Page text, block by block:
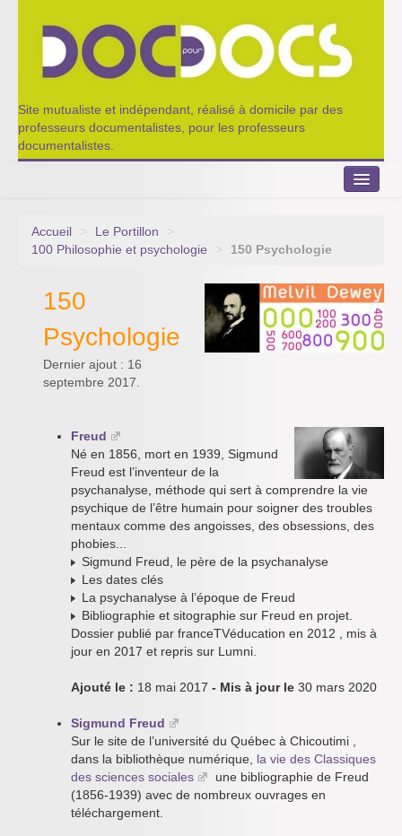
Site mutualiste et indépendant, réalisé à domicile par des
professeurs documentalistes, pour les professeurs
documentalistes.
Le Portillon
Nos outils de partage
Qui sommes-nous ?
Accueil > Le Portillon
>
100 Philosophie et psychologie
> 150 Psychologie
150
Psychologie
Dernier ajout : 16
septembre 2017.
Freud
Né en 1856, mort en 1939, Sigmund
Freud est l’inventeur de la
psychanalyse, méthode qui sert à comprendre la vie
psychique de l’être humain pour soigner des troubles
mentaux comme des angoisses, des obsessions, des
phobies...
Sigmund Freud, le père de la psychanalyse
Les dates clés
La psychanalyse à l’époque de Freud
Bibliographie et sitographie sur Freud en projet.
Dossier publié par franceTVéducation en 2012 , mis à
jour en 2017 et repris sur Lumni.
Ajouté le : 18 mai 2017 - Mis à jour le 30 mars 2020
Sigmund Freud
Sur le site de l’université du Québec à Chicoutimi ,
dans la bibliothèque numérique, la vie des Classiques
des sciences sociales
une bibliographie de Freud
(1856-1939) avec de nombreux ouvrages en
téléchargement.